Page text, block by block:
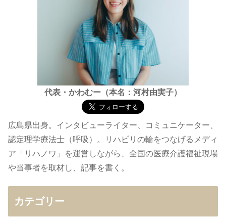
代表・かわむー（本名：河村由実子）
広島県出身。インタビューライター、コミュニケーター、
認定理学療法士（呼吸）。リハビリの輪をつなげるメディ
ア「リハノワ」を運営しながら、全国の医療介護福祉現場
や当事者を取材し、記事を書く。
カテゴリー